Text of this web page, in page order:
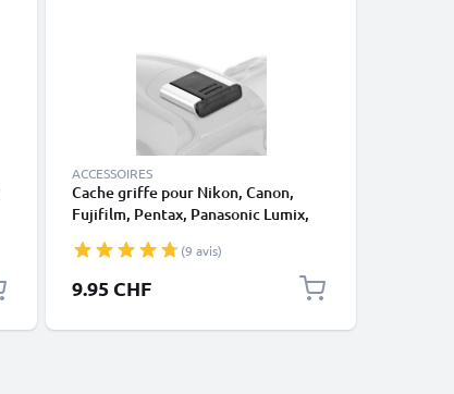
ACCESSOIRES
Cache griffe pour Nikon, Canon,
Fujifilm, Pentax, Panasonic Lumix,
(9 avis)
9.95 CHF